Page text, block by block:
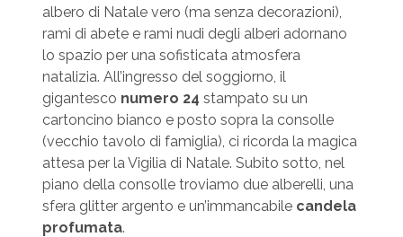
albero di Natale vero (ma senza decorazioni),
rami di abete e rami nudi degli alberi adornano
lo spazio per una sofisticata atmosfera
natalizia. All’ingresso del soggiorno, il
gigantesco numero 24 stampato su un
cartoncino bianco e posto sopra la consolle
(vecchio tavolo di famiglia), ci ricorda la magica
attesa per la Vigilia di Natale. Subito sotto, nel
piano della consolle troviamo due alberelli, una
sfera glitter argento e un’immancabile candela
profumata.